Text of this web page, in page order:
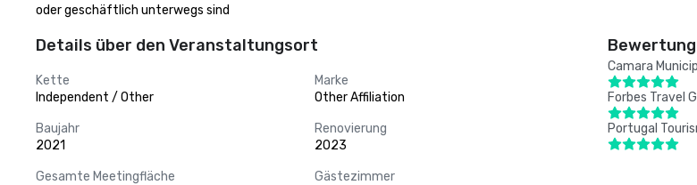
oder geschäftlich unterwegs sind
Details über den Veranstaltungsort
Kette
Independent / Other
Marke
Other Affiliation
Baujahr
2021
Renovierung
2023
Gesamte Meetingfläche
Gästezimmer
Camara
Forbes Travel
Portugal